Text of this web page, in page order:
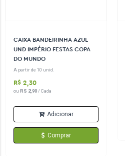
CAIXA BANDEIRINHA AZUL
UND IMPÉRIO FESTAS COPA
DO MUNDO
A partir de 10 unid.
R$ 2,30
ou RS 2,90/ Cada
Adicionar
Comprar